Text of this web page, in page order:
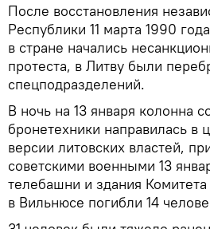
После восстановления
Республики 11 марта 1990
в стране начались
протеста, в Литву были
спецподразделений.
В ночь на 13 января колонна
бронетехники направилась в
версии литовских властей,
советскими военными 13
телебашни и здания
в Вильнюсе погибли 14